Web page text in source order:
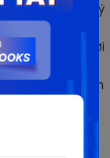
và chữ ký
doanh thu, lợi
lưu trữ thông tin
LÝ BÁN HÀNG